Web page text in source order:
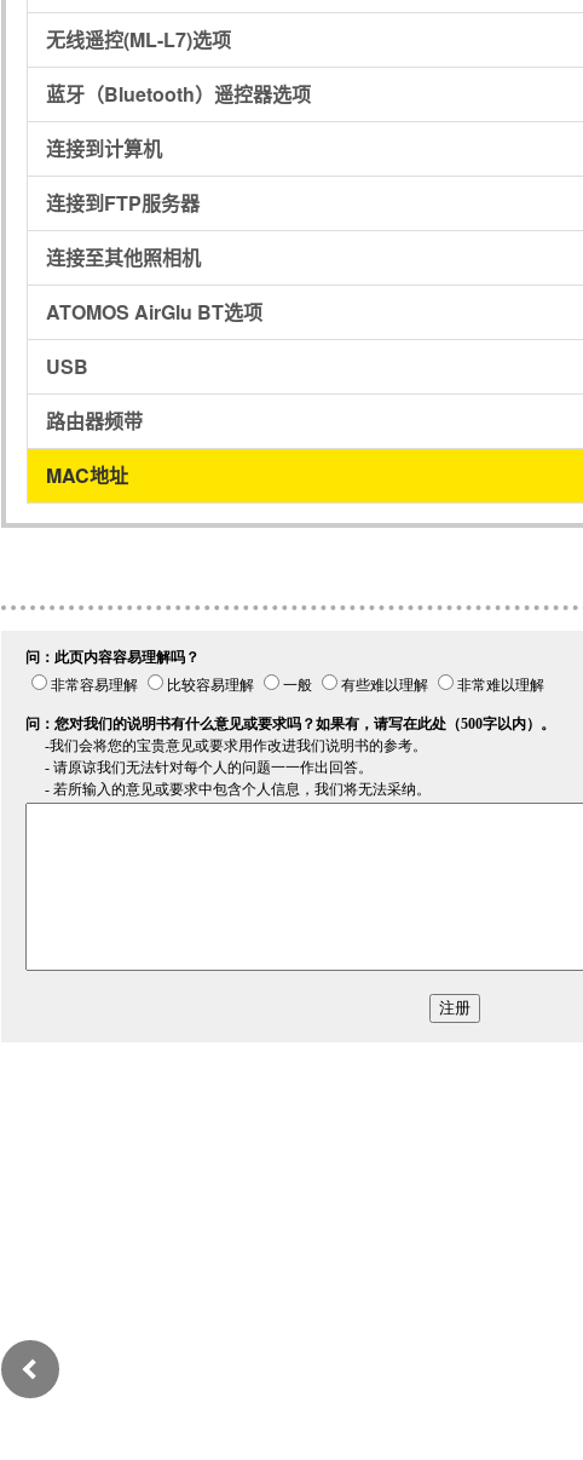
无线遥控(ML-L7)选项
蓝牙（Bluetooth）遥控器选项
连接到计算机
连接到FTP服务器
连接至其他照相机
ATOMOS AirGlu BT选项
USB
路由器频带
MAC地址